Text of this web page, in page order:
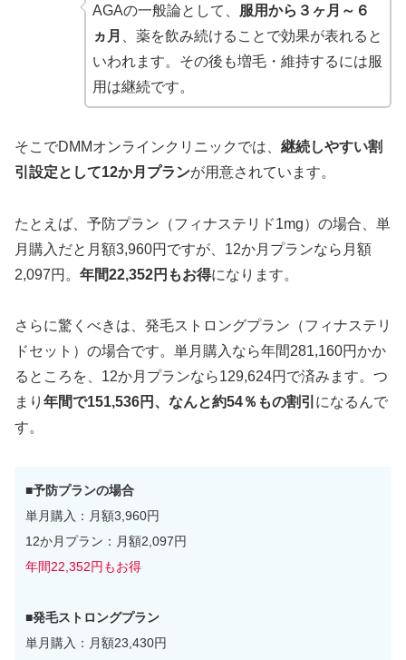
AGAの一般論として、 服用から３ヶ月～６
ヵ月
、薬を飲み続けることで効果が表れると
いわれます。その後も増毛・維持するには服
用は継続です。
そこでDMMオンラインクリニックでは、 継続しやすい割
引設定として12か月プランが用意されています。
たとえば、予防プラン（フィナステリド1mg）の場合、単
月購入だと月額3,960円ですが、12か月プランなら月額
2,097円。 年間22,352円もお得になります。
さらに驚くべきは、発毛ストロングプラン（フィナステリ
ドセット）の場合です。単月購入なら年間281,160円かか
るところを、12か月プランなら129,624円で済みます。つ
まり 年間で151,536円、なんと約54％もの割引 になるんで
す。
■予防プランの場合
単月購入：月額3,960円
12か月プラン：月額2,097円
年間22,352円もお得
■発毛ストロングプラン
単月購入：月額23,430円